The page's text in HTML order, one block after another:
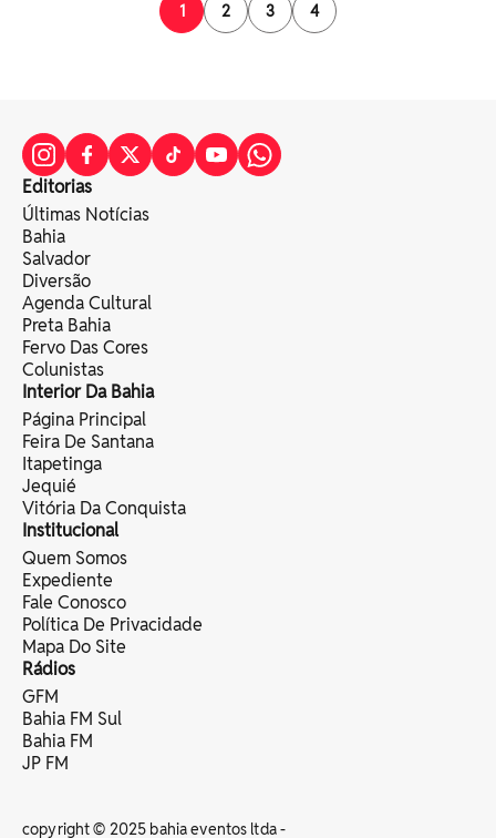
1
2 3 4
Editorias
Últimas Notícias
Bahia
Salvador
Diversão
Agenda Cultural
Preta Bahia
Fervo Das Cores
Colunistas
Interior Da Bahia
Página Principal
Feira De Santana
Itapetinga
Jequié
Vitória Da Conquista
Institucional
Quem Somos
Expediente
Fale Conosco
Política De Privacidade
Mapa Do Site
Rádios
GFM
Bahia FM Sul
Bahia FM
JP FM
copyright © 2025 bahia eventos ltda -